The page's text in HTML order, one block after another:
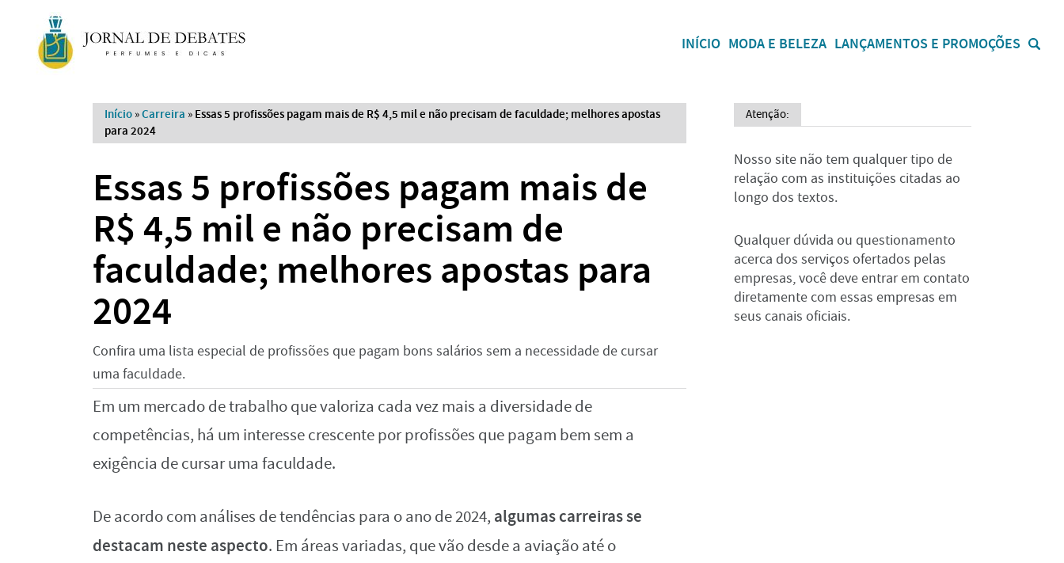
INÍCIO MODA E BELEZA LANÇAMENTOS E PROMOÇÕES
Início »Carreira » Essas 5 profissões pagam mais de R$ 4,5 mil e não precisam de faculdade; melhores apostas
para 2024
Essas 5 profissões pagam mais de
R$ 4,5 mil e não precisam de
faculdade; melhores apostas para
2024
Confira uma lista especial de profissões que pagam bons salários sem a necessidade de cursar
uma faculdade.
Em um mercado de trabalho que valoriza cada vez mais a diversidade de
competências, há um interesse crescente por profissões que pagam bem sem a
exigência de cursar uma faculdade.
De acordo com análises de tendências para o ano de 2024, algumas carreiras se
destacam neste aspecto. Em áreas variadas, que vão desde a aviação até o
Atenção:
Nosso site não tem qualquer tipo de
relação com as instituições citadas ao
longo dos textos.
Qualquer dúvida ou questionamento
acerca dos serviços ofertados pelas
empresas, você deve entrar em contato
diretamente com essas empresas em
seus canais oficiais.